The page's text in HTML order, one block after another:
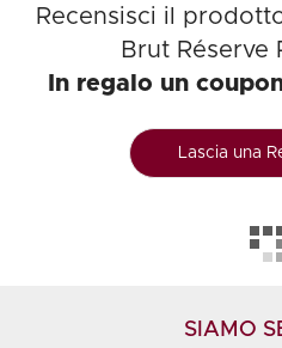
Recensisci il
Brut Réserve
In regalo un
Lascia una
SIAMO